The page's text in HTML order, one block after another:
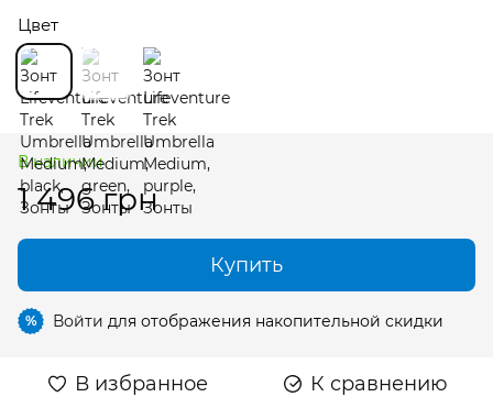
Цвет
В наличии
1 496 грн
Купить
% Войти для отображения накопительной скидки
В избранное К сравнению